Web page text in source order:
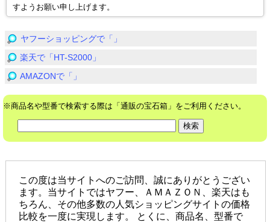
すようお願い申し上げます。
ヤフーショッピングで「」
楽天で「HT-S2000」
AMAZONで「」
※商品名や型番で検索する際は「通販の宝石箱」をご利用ください。
この度は当サイトへのご訪問、誠にありがとうござい
ます。当サイトではヤフー、ＡＭＡＺＯＮ、楽天はも
ちろん、その他多数の人気ショッピングサイトの価格
比較を一度に実現します。 とくに、商品名、型番で